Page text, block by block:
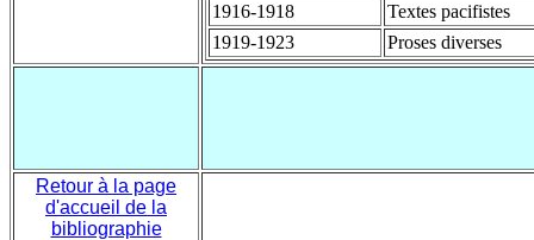
1916-1918
Textes pacifistes
1919-1923
Proses diverses
Retour à la page
d'accueil de la
bibliographie